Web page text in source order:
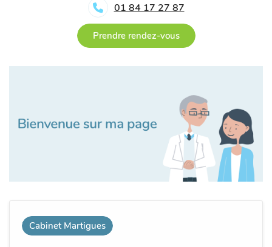
01 84 17 27 87
Prendre rendez-vous
Cabinet Martigues